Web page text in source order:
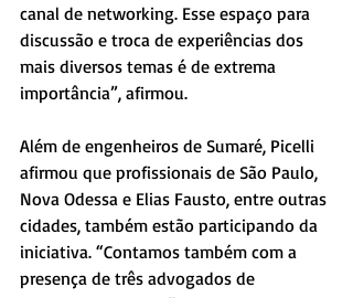
canal de networking. Esse espaço para
discussão e troca de experiências dos
mais diversos temas é de extrema
importância”, afirmou.
Além de engenheiros de Sumaré, Picelli
afirmou que profissionais de São Paulo,
Nova Odessa e Elias Fausto, entre outras
cidades, também estão participando da
iniciativa. “Contamos também com a
presença de três advogados de